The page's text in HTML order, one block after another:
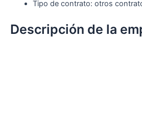
Tipo de contrato: otros
Descripción de la